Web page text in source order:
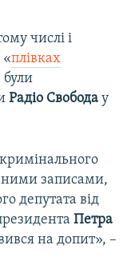
числі і
«плівках
були
Радіо Свобода у
записами,
депутата від
Петра
на допит», –